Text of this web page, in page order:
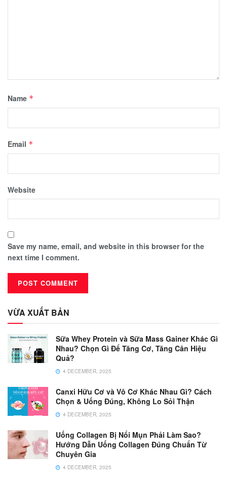
Name *
Email *
Website
Save my name, email, and website in this browser for the
next time I comment.
VỪA XUẤT BẢN
Sữa Whey Protein và Sữa Mass Gainer Khác Gì
Nhau? Chọn Gì Để Tăng Cơ, Tăng Cân Hiệu
Quả?
4 DECEMBER, 2025
Canxi Hữu Cơ và Vô Cơ Khác Nhau Gì? Cách
Chọn & Uống Đúng, Không Lo Sỏi Thận
4 DECEMBER, 2025
Uống Collagen Bị Nổi Mụn Phải Làm Sao?
Hướng Dẫn Uống Collagen Đúng Chuẩn Từ
Chuyên Gia
4 DECEMBER, 2025